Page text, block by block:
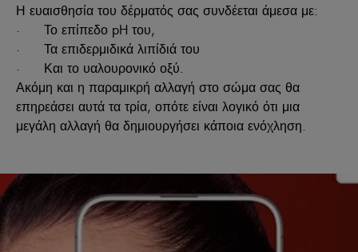
Η ευαισθησία του δέρματός σας συνδέεται άμεσα με:
· Το επίπεδο pH του,
· Τα επιδερμιδικά λιπίδιά του
· Και το υαλουρονικό οξύ.
Ακόμη και η παραμικρή αλλαγή στο σώμα σας θα
επηρεάσει αυτά τα τρία, οπότε είναι λογικό ότι μια
μεγάλη αλλαγή θα δημιουργήσει κάποια ενόχληση.